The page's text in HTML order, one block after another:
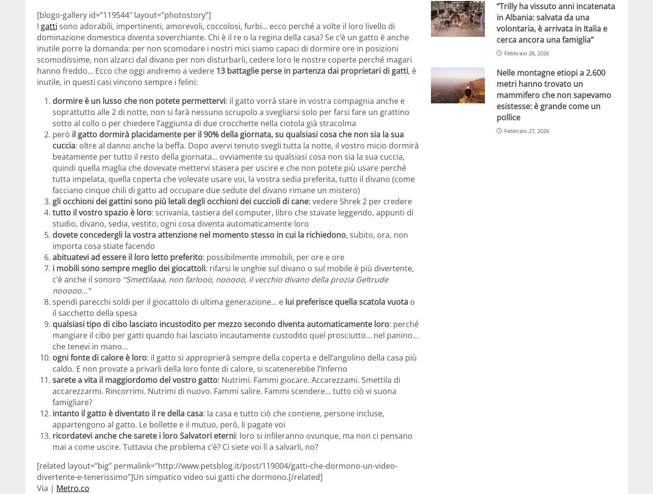
[blogo-gallery id=”119544″ layout=”photostory”]
I gatti sono adorabili, impertinenti, amorevoli, coccolosi, furbi… ecco perché a volte il loro livello di
dominazione domestica diventa soverchiante. Chi è il re o la regina della casa? Se c’è un gatto è anche
inutile porre la domanda: per non scomodare i nostri mici siamo capaci di dormire ore in posizioni
scomodissime, non alzarci dal divano per non disturbarli, cedere loro le nostre coperte perché magari
hanno freddo… Ecco che oggi andremo a vedere 13 battaglie perse in partenza dai proprietari di gatti, è
inutile, in questi casi vincono sempre i felini:
dormire è un lusso che non potete permettervi: il gatto vorrà stare in vostra compagnia anche e
soprattutto alle 2 di notte, non si farà nessuno scrupolo a svegliarsi solo per farsi fare un grattino
sotto al collo o per chiedere l’aggiunta di due crocchette nella ciotola già stracolma
però il gatto dormirà placidamente per il 90% della giornata, su qualsiasi cosa che non sia la sua
cuccia: oltre al danno anche la beffa. Dopo avervi tenuto svegli tutta la notte, il vostro micio dormirà
beatamente per tutto il resto della giornata… ovviamente su qualsiasi cosa non sia la sua cuccia,
quindi quella maglia che dovevate mettervi stasera per uscire e che non potete più usare perché
tutta impelata, quella coperta che volevate usare voi, la vostra sedia preferita, tutto il divano (come
facciano cinque chili di gatto ad occupare due sedute del divano rimane un mistero)
gli occhioni dei gattini sono più letali degli occhioni dei cuccioli di cane: vedere Shrek 2 per credere
tutto il vostro spazio è loro: scrivania, tastiera del computer, libro che stavate leggendo, appunti di
studio, divano, sedia, vestito, ogni cosa diventa automaticamente loro
dovete concedergli la vostra attenzione nel momento stesso in cui la richiedono, subito, ora, non
importa cosa stiate facendo
abituatevi ad essere il loro letto preferito: possibilmente immobili, per ore e ore
i mobili sono sempre meglio dei giocattoli: rifarsi le unghie sul divano o sul mobile è più divertente,
c’è anche il sonoro “Smettilaaa, non farlooo, nooooo, il vecchio divano della prozia Geltrude
nooooo…”
spendi parecchi soldi per il giocattolo di ultima generazione… e lui preferisce quella scatola vuota o
il sacchetto della spesa
qualsiasi tipo di cibo lasciato incustodito per mezzo secondo diventa automaticamente loro: perché
mangiare il cibo per gatti quando hai lasciato incautamente custodito quel prosciutto… nel panino…
che tenevi in mano…
ogni fonte di calore è loro: il gatto si approprierà sempre della coperta e dell’angolino della casa più
caldo. E non provate a privarli della loro fonte di calore, si scatenerebbe l’Inferno
sarete a vita il maggiordomo del vostro gatto: Nutrimi. Fammi giocare. Accarezzami. Smettila di
accarezzarmi. Rincorrimi. Nutrimi di nuovo. Fammi salire. Fammi scendere… tutto ciò vi suona
famigliare?
intanto il gatto è diventato il re della casa: la casa e tutto ciò che contiene, persone incluse,
appartengono al gatto. Le bollette e il mutuo, però, li pagate voi
ricordatevi anche che sarete i loro Salvatori eterni: loro si infileranno ovunque, ma non ci pensano
mai a come uscire. Tuttavia che problema c’è? Ci siete voi lì a salvarli, no?
[related layout=”big” permalink=”http://www.petsblog.it/post/119004/gatti-che-dormono-un-video-
divertente-e-tenerissimo”]Un simpatico video sui gatti che dormono.[/related]
Via | Metro.co
“Trilly ha vissuto anni incatenata
in Albania: salvata da una
volontaria, è arrivata in Italia e
cerca ancora una famiglia”
Febbraio 28, 2026
Nelle montagne etiopi a 2.600
metri hanno trovato un
mammifero che non sapevamo
esistesse: è grande come un
pollice
Febbraio 27, 2026